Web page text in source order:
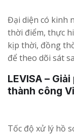
Đại diện có kinh
thời điểm, thực
kịp thời, đồng
để theo dõi sát
LEVISA –
thành công
Tốc độ xử lý hồ